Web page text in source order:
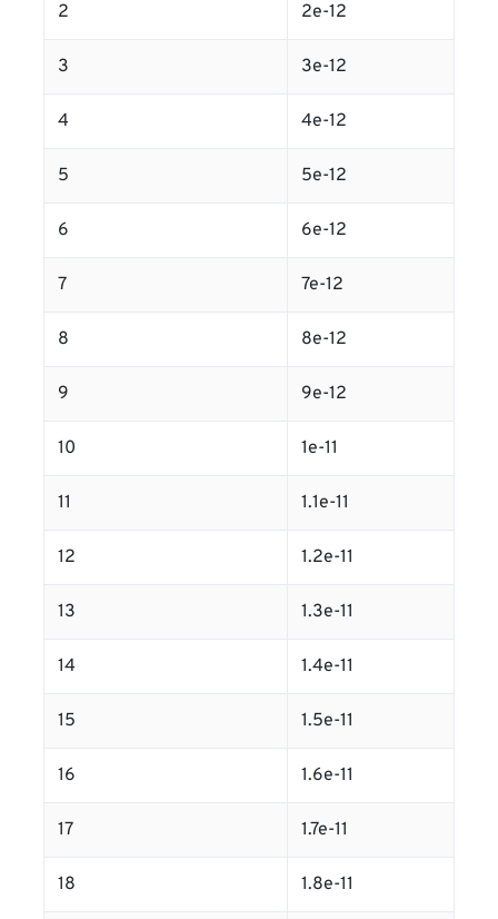
2 2e-12
3 3e-12
4 4e-12
5 5e-12
6 6e-12
7 7e-12
8 8e-12
9 9e-12
10 1e-11
11 1.1e-11
12 1.2e-11
13 1.3e-11
14 1.4e-11
15 1.5e-11
16 1.6e-11
17 1.7e-11
18 1.8e-11